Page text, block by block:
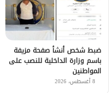
ضبط شخص أنشأ صفحة مزيفة
باسم وزارة الداخلية للنصب على
المواطنين
8 أغسطس، 2026